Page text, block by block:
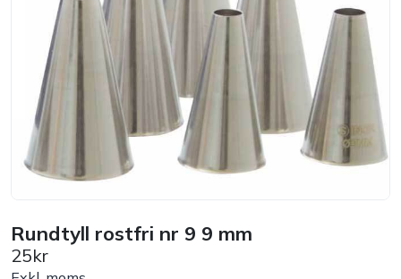
Stickvagnar & transport
Utensilier
Maskiner & apparater
Rundtyll rostfri nr 9 9 mm
25kr